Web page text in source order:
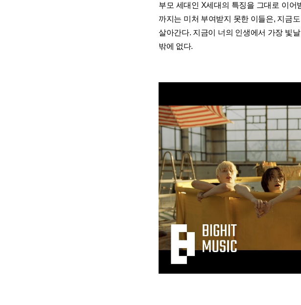
부모 세대인 X세대의 특징을 그대로 이
까지는 미처 부여받지 못한 이들은, 지금
살아간다. 지금이 너의 인생에서 가장 빛
밖에 없다.